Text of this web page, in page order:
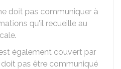
doit pas communiquer à
qu'il recueille au
également couvert par
pas être communiqué